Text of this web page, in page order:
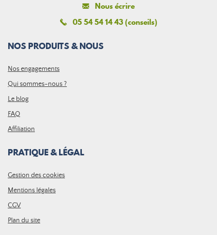
Nous écrire
05 54 54 14 43 (conseils)
NOS PRODUITS & NOUS
Nos engagements
Qui sommes-nous ?
Le blog
FAQ
Affiliation
PRATIQUE & LÉGAL
Gestion des cookies
Mentions légales
CGV
Plan du site